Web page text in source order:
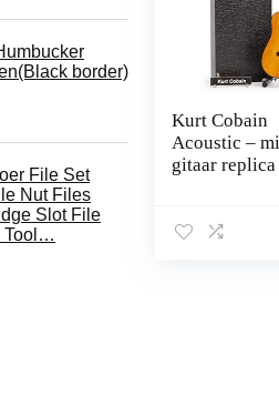
border)
File Set
Nut Files
Slot File
Tool…
Kurt Cobain
Acoustic –
gitaar replica
schaal –